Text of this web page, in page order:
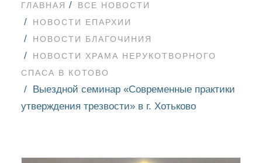
ГЛАВНАЯ
ВСЕ НОВОСТИ
НОВОСТИ ЕПАРХИИ
НОВОСТИ БЛАГОЧИНИЯ
НОВОСТИ ХРАМА НЕРУКОТВОРНОГО
СПАСА В КОТОВО
Выездной семинар «Современные практики
утверждения трезвости» в г. Хотьково